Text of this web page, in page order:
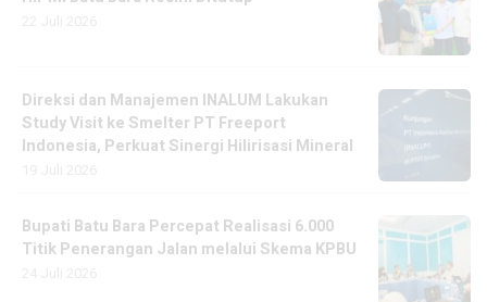
Direksi dan Manajemen INALUM Lakukan
Study Visit ke Smelter PT Freeport
Indonesia, Perkuat Sinergi Hilirisasi Mineral
Bupati Batu Bara Percepat Realisasi 6.000
Titik Penerangan Jalan melalui Skema KPBU